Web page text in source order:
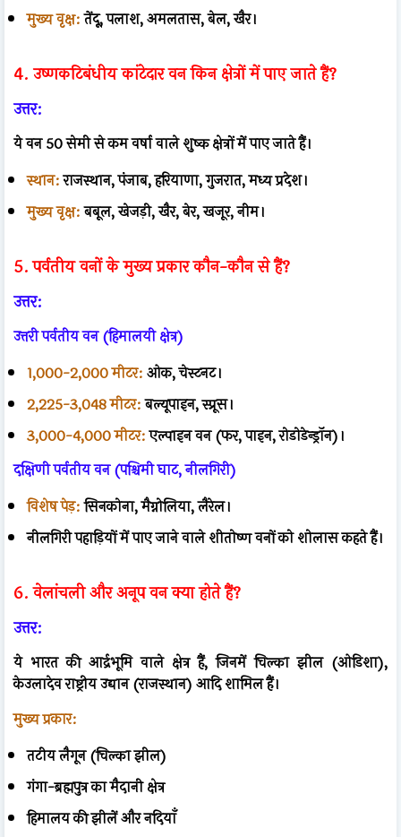
मुख्य वृक्ष:तेंदू, पलाश, अमलतास, बेल, खैर।
4. उष्णकटिबंधीय कांटेदार वन किन क्षेत्रों में पाए जाते हैं?
उत्तर:
ये वन 50 सेमी से कम वर्षा वाले शुष्क क्षेत्रों में पाए जाते हैं।
स्थान:राजस्थान, पंजाब, हरियाणा, गुजरात, मध्य प्रदेश।
मुख्य वृक्ष:बबूल, खेजड़ी, खैर, बेर, खजूर, नीम।
5. पर्वतीय वनों के मुख्य प्रकार कौन-कौन से हैं?
उत्तर:
उत्तरी पर्वतीय वन (हिमालयी क्षेत्र)
1,000-2,000 मीटर: ओक, चेस्टनट।
2,225-3,048 मीटर:बल्यूपाइन, स्प्रूस।
3,000-4,000 मीटर:एल्पाइन वन (फर, पाइन, रोडोडेन्ड्रॉन)।
दक्षिणी पर्वतीय वन (पश्चिमी घाट, नीलगिरी)
विशेष पेड़:सिनकोना, मैग्नोलिया, लैरेल।
नीलगिरी पहाड़ियों में पाए जाने वाले शीतोष्ण वनों को शोलास कहते हैं।
6. वेलांचली और अनूप वन क्या होते हैं?
उत्तर:
ये भारत की आर्द्रभूमि वाले क्षेत्र हैं, जिनमें चिल्का झील (ओडिशा),
केउलादेव राष्ट्रीय उद्यान (राजस्थान) आदि शामिल हैं।
मुख्य प्रकार:
तटीय लैगून (चिल्का झील)
गंगा-ब्रह्मपुत्र का मैदानी क्षेत्र
हिमालय की झीलें और नदियाँ